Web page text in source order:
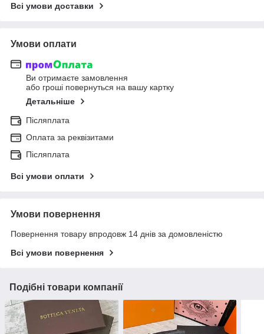
Всі умови доставки
Умови оплати
Ви отримаєте замовлення
або гроші повернуться на вашу картку
Детальніше
Післяплата
Оплата за реквізитами
Післяплата
Всі умови оплати
Умови повернення
Повернення товару впродовж 14 днів за домовленістю
Всі умови повернення
Подібні товари компанії